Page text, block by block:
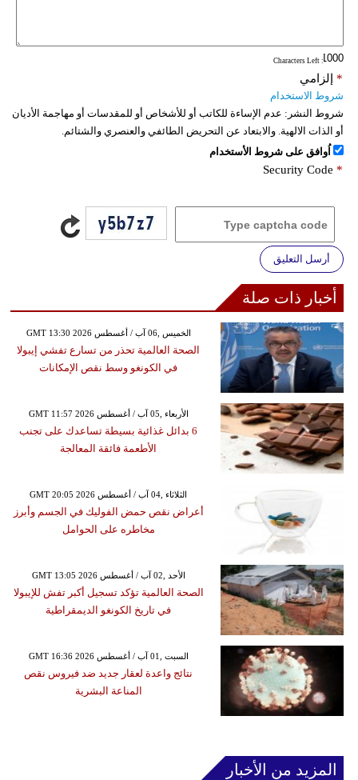
: Characters Left
إلزامي *
شروط الاستخدام
شروط النشر: عدم الإساءة للكاتب أو للأشخاص أو للمقدسات أو مهاجمة الأديان
أو الذات الالهية. والابتعاد عن التحريض الطائفي والعنصري والشتائم.
اُوافق على شروط الأستخدام
Security Code *
أرسل التعليق
أخبار ذات صلة
GMT 13:30 2026 الخميس ,06 آب / أغسطس
الصحة العالمية تحذر من تسارع تفشي إيبولا
في الكونغو وسط نقص الإمكانات
GMT 11:57 2026 الأربعاء ,05 آب / أغسطس
6 بدائل غذائية بسيطة تساعدك على تجنب
الأطعمة فائقة المعالجة
GMT 20:05 2026 الثلاثاء ,04 آب / أغسطس
أعراض نقص حمض الفوليك في الجسم وأبرز
مخاطره على الحوامل
GMT 13:05 2026 الأحد ,02 آب / أغسطس
الصحة العالمية تؤكد تسجيل أكبر تفش للإيبولا
في تاريخ الكونغو الديمقراطية
GMT 16:36 2026 السبت ,01 آب / أغسطس
نتائج واعدة لعقار جديد ضد فيروس نقص
المناعة البشرية
المزيد من الأخبار